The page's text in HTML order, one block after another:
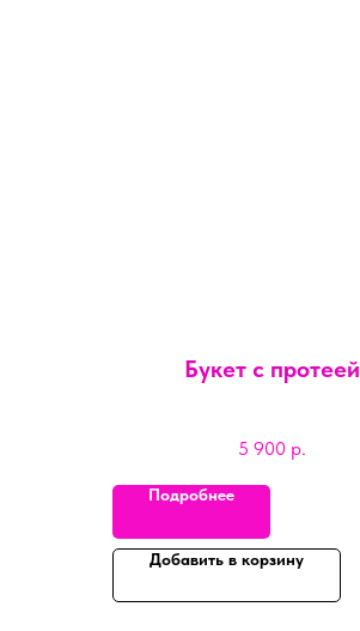
Букет с протеей
5 900 р.
Подробнее
Добавить в корзину